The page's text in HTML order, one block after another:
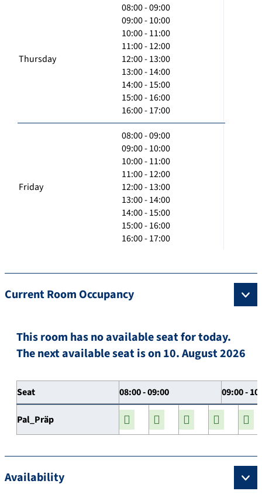
Thursday
08:00 - 09:00
09:00 - 10:00
10:00 - 11:00
11:00 - 12:00
12:00 - 13:00
13:00 - 14:00
14:00 - 15:00
15:00 - 16:00
16:00 - 17:00
Friday
08:00 - 09:00
09:00 - 10:00
10:00 - 11:00
11:00 - 12:00
12:00 - 13:00
13:00 - 14:00
14:00 - 15:00
15:00 - 16:00
16:00 - 17:00
Current Room Occupancy
This room has no available seat for today.
The next available seat is on 10. August 2026
Seat 08:00 - 09:00 09:00 -
Pal_Präp
Availability